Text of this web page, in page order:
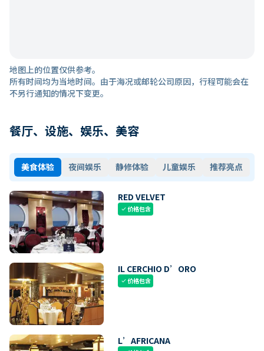
地图上的位置仅供参考。
所有时间均为当地时间。由于海况或邮轮公司原因，行程可能会在
不另行通知的情况下变更。
餐厅、设施、娱乐、美容
美食体验 夜间娱乐 静修体验 儿童娱乐 推荐亮点
RED VELVET
check价格包含
IL CERCHIO D’ORO
check价格包含
L’AFRICANA